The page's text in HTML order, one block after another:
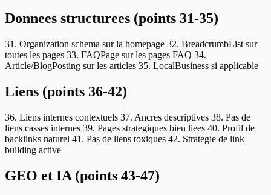
Donnees structurees (points 31-35)
31. Organization schema sur la homepage 32. BreadcrumbList sur
toutes les pages 33. FAQPage sur les pages FAQ 34.
Article/BlogPosting sur les articles 35. LocalBusiness si applicable
Liens (points 36-42)
36. Liens internes contextuels 37. Ancres descriptives 38. Pas de
liens casses internes 39. Pages strategiques bien liees 40. Profil de
backlinks naturel 41. Pas de liens toxiques 42. Strategie de link
building active
GEO et IA (points 43-47)